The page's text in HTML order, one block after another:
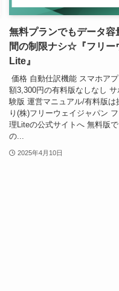
無料プランでもデータ容
間の制限ナシ☆『フリー
Lite』
価格 自動仕訳機能 スマホア
額3,300円の有料版なしなし
験版 運営マニュアル/有料版は
り(株)フリーウェイジャパン
理Liteの公式サイトへ 無料版
の...
2025年4月10日